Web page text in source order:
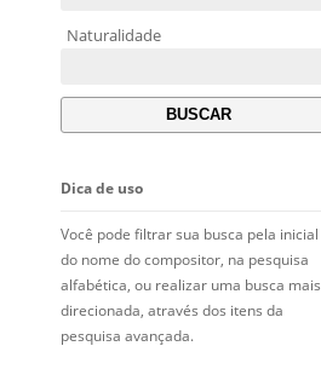
Naturalidade
Dica de uso
Você pode filtrar sua busca pela inicial
do nome do compositor, na pesquisa
alfabética, ou realizar uma busca mais
direcionada, através dos itens da
pesquisa avançada.